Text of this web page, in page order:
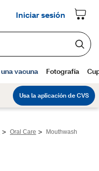
> Oral Care > Mouthwash